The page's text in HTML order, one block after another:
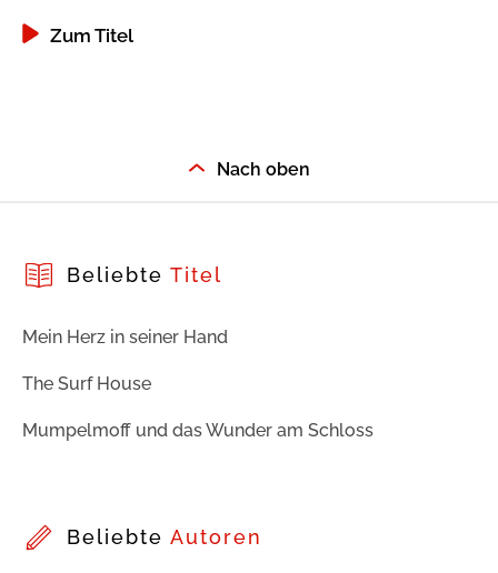
Zum Titel
Nach oben
Beliebte Titel
Mein Herz in seiner Hand
The Surf House
Mumpelmoff und das Wunder am Schloss
Beliebte Autoren